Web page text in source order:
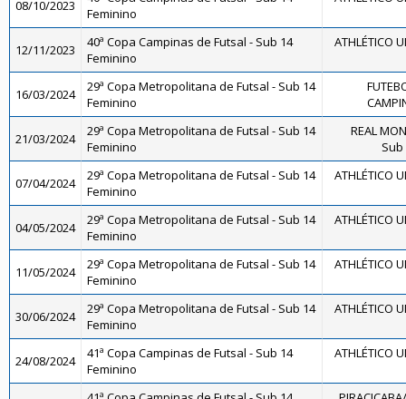
08/10/2023
Feminino
12/11/2023
40ª Copa Campinas de Futsal - Sub 14
Feminino
ATHLÉTICO
16/03/2024
29ª Copa Metropolitana de Futsal - Sub 14
Feminino
21/03/2024
29ª Copa Metropolitana de Futsal - Sub 14
Feminino
REAL
07/04/2024
29ª Copa Metropolitana de Futsal - Sub 14
Feminino
ATHLÉTICO
04/05/2024
29ª Copa Metropolitana de Futsal - Sub 14
Feminino
ATHLÉTICO
11/05/2024
29ª Copa Metropolitana de Futsal - Sub 14
Feminino
ATHLÉTICO
30/06/2024
29ª Copa Metropolitana de Futsal - Sub 14
Feminino
ATHLÉTICO
24/08/2024
41ª Copa Campinas de Futsal - Sub 14
Feminino
ATHLÉTICO